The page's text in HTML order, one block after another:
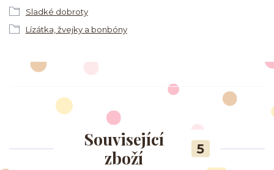
Sladké dobroty
Lízátka, žvejky a bonbóny
Související
zboží
5